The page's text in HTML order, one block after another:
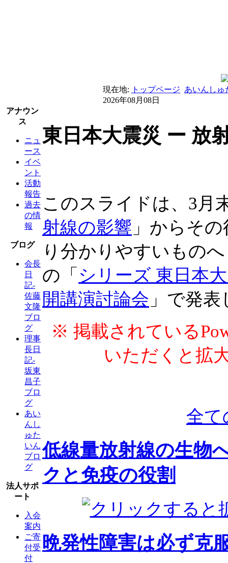
現在地: トップページ あいんしゅ
2026年08月08日
アナウン
ス
ニュ
ース
イベ
ント
活動
報告
過去
の情
報
ブログ
会長
日
記-
佐藤
文隆
ブロ
グ
理事
長日
記-
坂東
昌子
ブロ
グ
あい
んし
ゅた
いん
ブロ
グ
法人サポ
ート
入会
案内
ご寄
付受
付
東日本大震災 ー 放
このスライドは、3月
射線の影響 」からそ
り分かりやすいもの
の「 シリーズ 東日本
開講演討論会 」で発
※ 掲載されている
いただくと拡
全て
低線量放射線の生物
クと免疫の役割
晩発性障害は必ず克